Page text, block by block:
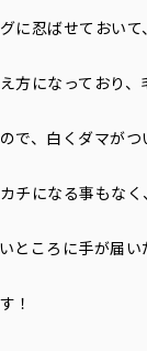
に忍ばせておい
方になっており、
で、白くダマが
チになる事もな
ところに手が届い
！